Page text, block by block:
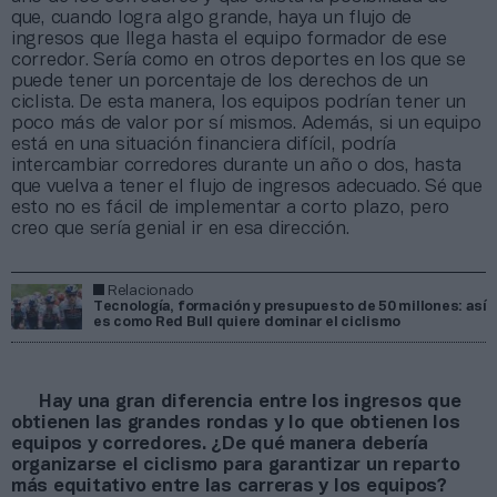
que, cuando logra algo grande, haya un flujo de
ingresos que llega hasta el equipo formador de ese
corredor. Sería como en otros deportes en los que se
puede tener un porcentaje de los derechos de un
ciclista. De esta manera, los equipos podrían tener un
poco más de valor por sí mismos. Además, si un equipo
está en una situación financiera difícil, podría
intercambiar corredores durante un año o dos, hasta
que vuelva a tener el flujo de ingresos adecuado. Sé que
esto no es fácil de implementar a corto plazo, pero
creo que sería genial ir en esa dirección.
Relacionado
Tecnología, formación y presupuesto de 50 millones: así
es como Red Bull quiere dominar el ciclismo
Hay una gran diferencia entre los ingresos que
obtienen las grandes rondas y lo que obtienen los
equipos y corredores. ¿De qué manera debería
organizarse el ciclismo para garantizar un reparto
más equitativo entre las carreras y los equipos?